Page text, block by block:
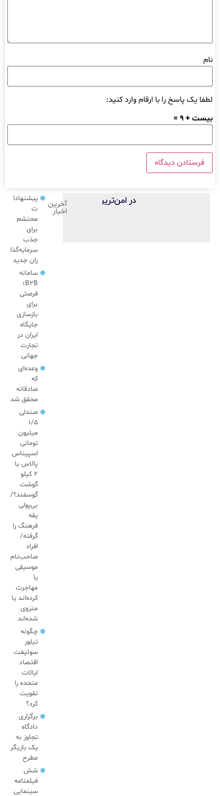
نام
لطفا یک پاسخ را با ارقام وارد کنید:
بیست + 9 =
آخرین
اخبار
پیشنهادا
ت
محتشم
برای
جذب
سرمایه‌گذا
ران جدید
سامانه
B2B؛
فرصتی
برای
بازسازی
جایگاه
ایران در
تجارت
جهانی
وعده‌ای
که
صادقانه
محقق شد
صندلی
۱/۵
میلیون
تومانی
اسپیناس
پالاس یا
۲ کیلو
گوشت
گوسفند؟/
بی‌پولی
یقه
فرهنگ را
گرفته/
افراد
صاحب‌نام
موسیقی
یا
مهاجرت
کرده‌اند یا
منزوی
شده‌اند
چگونه
تیلور
سوئیفت
اقتصاد
ایالات
متحده را
تقویت
کرد؟
برگزاری
دادگاه
تجاوز به
یک بازیگر
مطرح
شش
فیلمنامه
سینمایی